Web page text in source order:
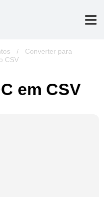
/
Converter para
CSV
em CSV